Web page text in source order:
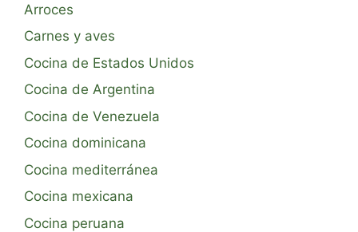
Arroces
Carnes y aves
Cocina de Estados Unidos
Cocina de Argentina
Cocina de Venezuela
Cocina dominicana
Cocina mediterránea
Cocina mexicana
Cocina peruana